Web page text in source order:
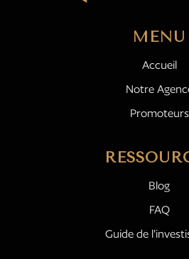
MENU
Accueil
Notre
Promoteurs
Blog
FAQ
Guide de